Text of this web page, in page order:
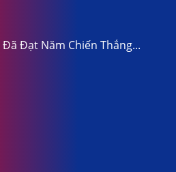
Đạt Năm Chiến Thắng...